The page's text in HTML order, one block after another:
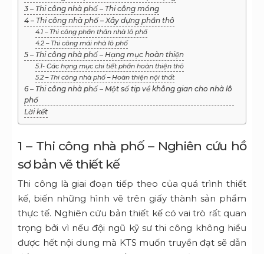
3 – Thi công nhà phố – Thi công móng
4 – Thi công nhà phố – Xây dựng phần thô
4.1 – Thi công phần thân nhà lô phố
4.2 – Thi công mái nhà lô phố
5 – Thi công nhà phố – Hạng mục hoàn thiện
5.1- Các hạng mục chi tiết phần hoàn thiện thô
5.2 – Thi công nhà phố – Hoàn thiện nội thất
6 – Thi công nhà phố – Một số tip về không gian cho nhà lô
phố
Lời kết
1 – Thi công nhà phố – Nghiên cứu hồ
sơ bản vẽ thiết kế
Thi công là giai đoạn tiếp theo của quá trình thiết
kế, biến những hình vẽ trên giấy thành sản phẩm
thực tế. Nghiên cứu bản thiết kế có vai trò rất quan
trọng bởi vì nếu đội ngũ kỹ sư thi công không hiểu
được hết nội dung mà KTS muốn truyền đạt sẽ dẫn